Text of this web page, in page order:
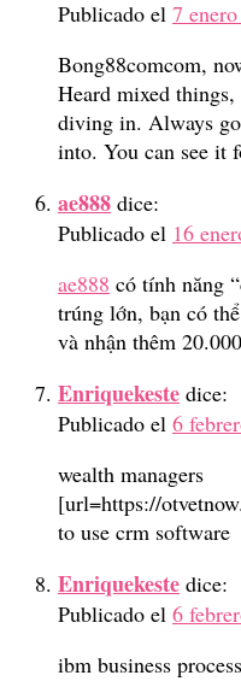
Publicado el 7
Bong88comcom,
Heard mixed things,
diving in. Always
into. You can see it
ae888 dice:
Publicado el 16
ae888 có tính năng
trúng lớn, bạn có
và nhận thêm
Enriquekeste dice:
Publicado el 6
wealth managers
[url=https://
to use crm software
Enriquekeste dice:
Publicado el 6
ibm business